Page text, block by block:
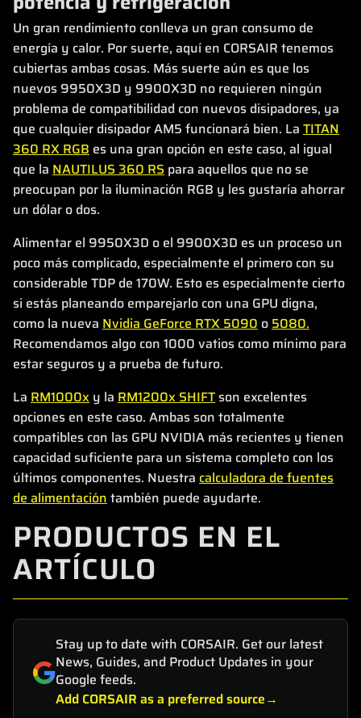
Un gran rendimiento conlleva un gran consumo de
energía y calor. Por suerte, aquí en CORSAIR tenemos
cubiertas ambas cosas. Más suerte aún es que los
nuevos 9950X3D y 9900X3D no requieren ningún
problema de compatibilidad con nuevos disipadores, ya
que cualquier disipador AM5 funcionará bien. La TITAN
360 RX RGB es una gran opción en este caso, al igual
que la NAUTILUS 360 RS para aquellos que no se
preocupan por la iluminación RGB y les gustaría ahorrar
un dólar o dos.
Alimentar el 9950X3D o el 9900X3D es un proceso un
poco más complicado, especialmente el primero con su
considerable TDP de 170W. Esto es especialmente cierto
si estás planeando emparejarlo con una GPU digna,
como la nueva Nvidia GeForce RTX 5090 o5080.
Recomendamos algo con 1000 vatios como mínimo para
estar seguros y a prueba de futuro.
La RM1000x y la RM1200x SHIFTson excelentes
opciones en este caso. Ambas son totalmente
compatibles con las GPU NVIDIA más recientes y tienen
capacidad suficiente para un sistema completo con los
últimos componentes. Nuestra calculadora de fuentes
de alimentacióntambién puede ayudarte.
PRODUCTOS EN EL
ARTÍCULO
Stay up to date with CORSAIR. Get our latest
News, Guides, and Product Updates in your
Google feeds.
Add CORSAIR as a preferred source